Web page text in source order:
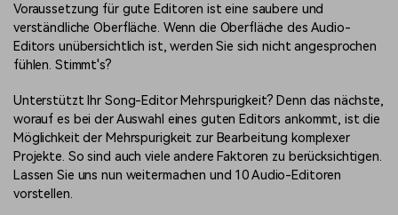
Blog
Voraussetzung für gute Editoren ist eine saubere und
verständliche Oberfläche. Wenn die Oberfläche des Audio-
Editors unübersichtlich ist, werden Sie sich nicht angesprochen
fühlen. Stimmt's?
Unterstützt Ihr Song-Editor Mehrspurigkeit? Denn das nächste,
worauf es bei der Auswahl eines guten Editors ankommt, ist die
Möglichkeit der Mehrspurigkeit zur Bearbeitung komplexer
Projekte. So sind auch viele andere Faktoren zu berücksichtigen.
Lassen Sie uns nun weitermachen und 10 Audio-Editoren
vorstellen.